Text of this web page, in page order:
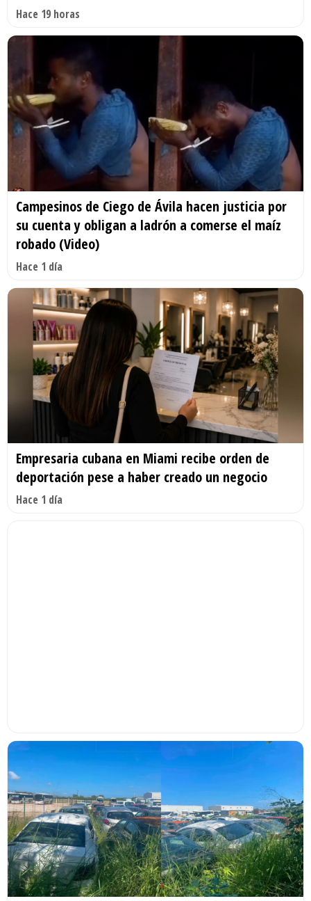
Hace 19 horas
Campesinos de Ciego de Ávila hacen justicia por
su cuenta y obligan a ladrón a comerse el maíz
robado (Video)
Hace 1 día
Empresaria cubana en Miami recibe orden de
deportación pese a haber creado un negocio
Hace 1 día